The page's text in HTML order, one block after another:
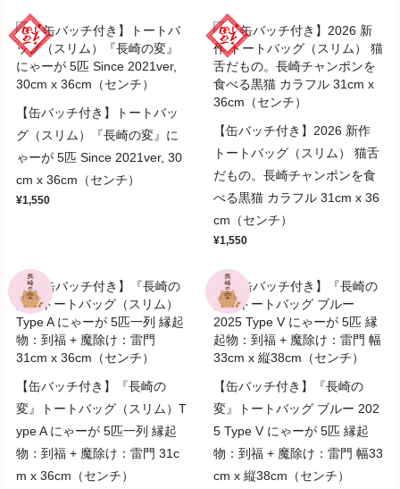
【缶バッチ付き】トートバッ
グ（スリム）『長崎の変』に
ゃーが 5匹 Since 2021ver, 30
cm x 36cm（センチ）
¥1,550
【缶バッチ付き】2026 新作
トートバッグ（スリム） 猫舌
だもの。長崎チャンポンを食
べる黒猫 カラフル 31cm x 36
cm（センチ）
¥1,550
【缶バッチ付き】『長崎の
変』トートバッグ（スリム）T
ype A にゃーが 5匹一列 縁起
物：到福 + 魔除け：雷門 31c
m x 36cm（センチ）
【缶バッチ付き】『長崎の
変』トートバッグ ブルー 202
5 Type V にゃーが 5匹 縁起
物：到福 + 魔除け：雷門 幅33
cm x 縦38cm（センチ）